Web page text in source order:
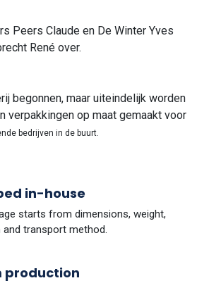
Peers Claude en De Winter Yves
René over.
begonnen, maar uiteindelijk worden
verpakkingen op maat gemaakt voor
bedrijven in de buurt.
in-house
starts from dimensions, weight,
and transport method.
production